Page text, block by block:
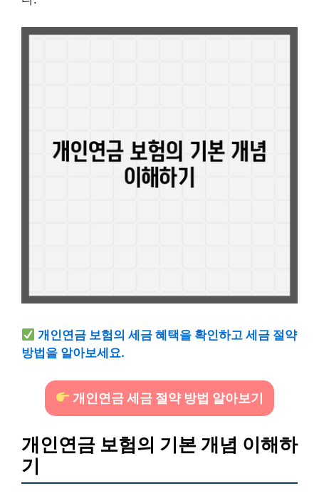
개인연금 보험의 세금 혜택을 확인하고 세금 절약
방법을 알아보세요.
개인연금 세금 절약 방법 알아보기
개인연금 보험의 기본 개념 이해하
기